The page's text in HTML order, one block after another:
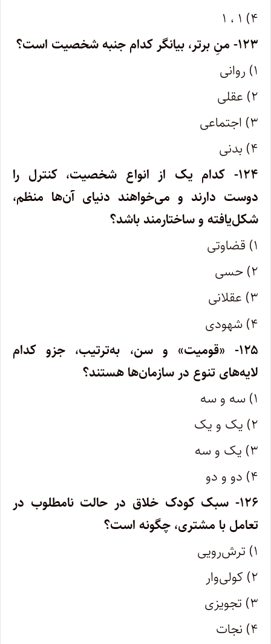
۴) ۱ ، ۱
۱۲۳- منِ برتر، بیانگر کدام جنبه شخصیت است؟
۱) روانی
۲) عقلی
۳) اجتماعی
۴) بدنی
۱۲۴- کدام یک از انواع شخصیت، کنترل را
دوست دارند و می‌خواهند دنیای آن‌ها منظم،
شکل‌یافته و ساختارمند باشد؟
۱) قضاوتی
۲) حسی
۳) عقلانی
۴) شهودی
۱۲۵- «قومیت» و سن، به‌ترتیب، جزو کدام
لایه‌های تنوع در سازمان‌ها هستند؟
۱) سه و سه
۲) یک و یک
۳) یک و سه
۴) دو و دو
۱۲۶- سبک کودک خلاق در حالت نامطلوب در
تعامل با مشتری، چگونه است؟
۱) ترش‌رویی
۲) کولی‌وار
۳) تجویزی
۴) نجات